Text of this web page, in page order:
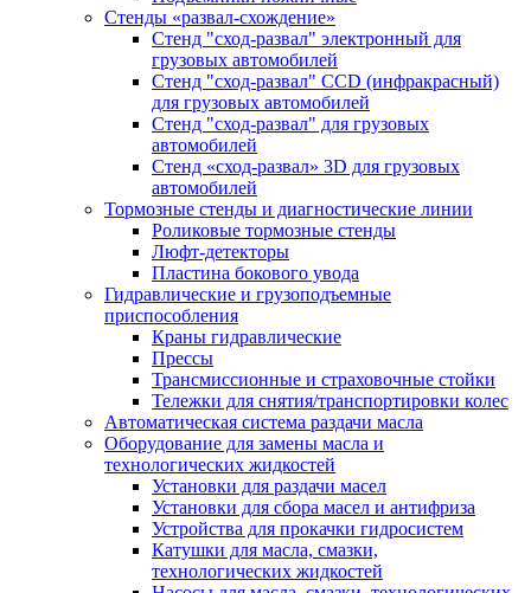
Стенды «развал-схождение»
Стенд "сход-развал" электронный для
грузовых автомобилей
Стенд "сход-развал" CCD (инфракрасный)
для грузовых автомобилей
Стенд "сход-развал" для грузовых
автомобилей
Стенд «сход-развал» 3D для грузовых
автомобилей
Тормозные стенды и диагностические линии
Роликовые тормозные стенды
Люфт-детекторы
Пластина бокового увода
Гидравлические и грузоподъемные
приспособления
Краны гидравлические
Прессы
Трансмиссионные и страховочные стойки
Тележки для снятия/транспортировки колес
Автоматическая система раздачи масла
Оборудование для замены масла и
технологических жидкостей
Установки для раздачи масел
Установки для сбора масел и антифриза
Устройства для прокачки гидросистем
Катушки для масла, смазки,
технологических жидкостей